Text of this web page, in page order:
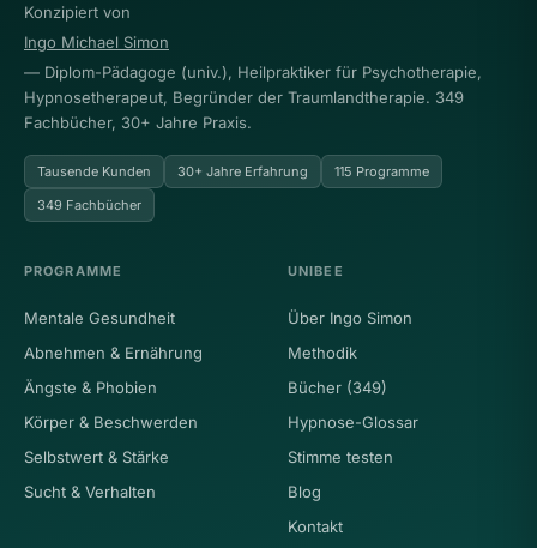
Konzipiert von
Ingo Michael Simon
— Diplom-Pädagoge (univ.), Heilpraktiker für Psychotherapie,
Hypnosetherapeut, Begründer der Traumlandtherapie. 349
Fachbücher, 30+ Jahre Praxis.
Tausende Kunden 30+ Jahre Erfahrung
115 Programme
349 Fachbücher
PROGRAMME
Mentale Gesundheit
Abnehmen & Ernährung
Ängste & Phobien
Körper & Beschwerden
Selbstwert & Stärke
Sucht & Verhalten
UNIBEE
Über Ingo Simon
Methodik
Bücher (349)
Hypnose-Glossar
Stimme testen
Blog
Kontakt